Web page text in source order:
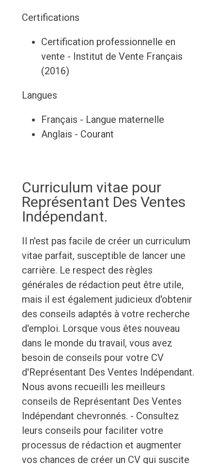
Certifications
Certification professionnelle en
vente - Institut de Vente Français
(2016)
Langues
Français - Langue maternelle
Anglais - Courant
Curriculum vitae pour
Représentant Des Ventes
Indépendant.
Il n'est pas facile de créer un curriculum
vitae parfait, susceptible de lancer une
carrière. Le respect des règles
générales de rédaction peut être utile,
mais il est également judicieux d'obtenir
des conseils adaptés à votre recherche
d'emploi. Lorsque vous êtes nouveau
dans le monde du travail, vous avez
besoin de conseils pour votre CV
d'Représentant Des Ventes Indépendant.
Nous avons recueilli les meilleurs
conseils de Représentant Des Ventes
Indépendant chevronnés. - Consultez
leurs conseils pour faciliter votre
processus de rédaction et augmenter
vos chances de créer un CV qui suscite